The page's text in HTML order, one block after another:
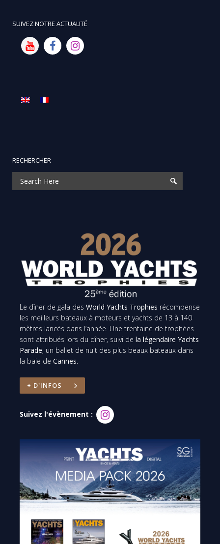
SUIVEZ NOTRE ACTUALITÉ
RECHERCHER
Le dîner de gala des World Yachts Trophies récompense
les meilleurs bateaux à moteurs et yachts de 13 à 140
mètres lancés dans l’année. Une trentaine de trophées
sont attribués lors du dîner, suivi de la légendaire Yachts
Parade, un ballet de nuit des plus beaux bateaux dans
la baie de Cannes
+ D'INFOS
Suivez l'évènement :